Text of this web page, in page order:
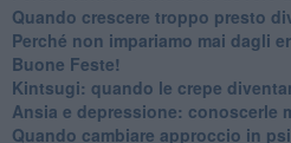
​Quando crescere troppo presto
​Perché non impariamo mai dagli
​Buone Feste!
​Kintsugi: quando le crepe
Ansia e depressione: conoscerle
Quando cambiare approccio in